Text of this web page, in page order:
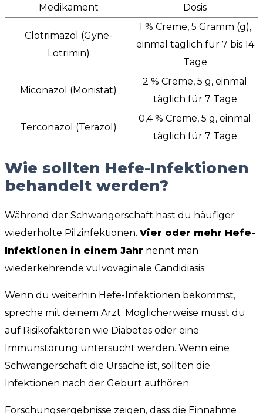
Medikament Dosis
Clotrimazol (Gyne-
Lotrimin)
1 % Creme, 5 Gramm (g),
einmal täglich für 7 bis 14
Tage
Miconazol (Monistat)
2 % Creme, 5 g, einmal
täglich für 7 Tage
Terconazol (Terazol)
0,4 % Creme, 5 g, einmal
täglich für 7 Tage
Wie sollten Hefe-Infektionen
behandelt werden?
Während der Schwangerschaft hast du häufiger
wiederholte Pilzinfektionen. Vier oder mehr Hefe-
Infektionen in einem Jahr nennt man
wiederkehrende vulvovaginale Candidiasis.
Wenn du weiterhin Hefe-Infektionen bekommst,
spreche mit deinem Arzt. Möglicherweise musst du
auf Risikofaktoren wie Diabetes oder eine
Immunstörung untersucht werden. Wenn eine
Schwangerschaft die Ursache ist, sollten die
Infektionen nach der Geburt aufhören.
Forschungsergebnisse zeigen, dass die Einnahme